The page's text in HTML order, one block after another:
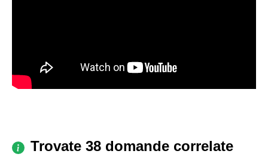
Trovate 38 domande correlate